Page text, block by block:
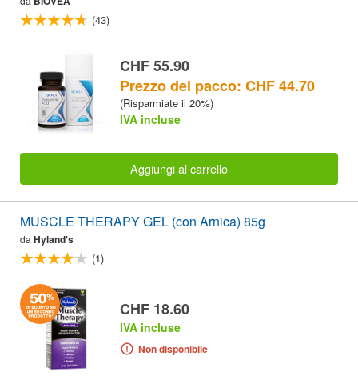
(43)
CHF 55.90
Prezzo del pacco: CHF 44.70
(Risparmiate il 20%)
IVA incluse
Aggiungi al carrello
MUSCLE THERAPY GEL (con Arnica) 85g
da Hyland's
(1)
CHF 18.60
IVA incluse
Non disponibile